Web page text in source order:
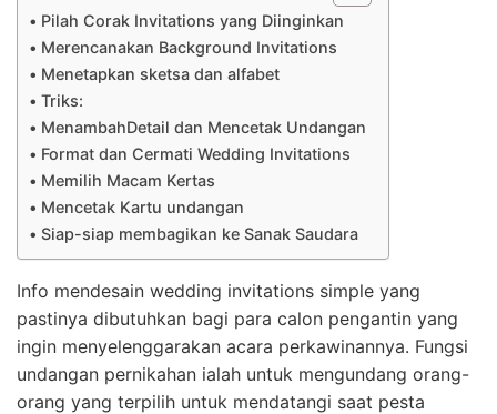
Pilah Corak Invitations yang Diinginkan
Merencanakan Background Invitations
Menetapkan sketsa dan alfabet
Triks:
MenambahDetail dan Mencetak Undangan
Format dan Cermati Wedding Invitations
Memilih Macam Kertas
Mencetak Kartu undangan
Siap-siap membagikan ke Sanak Saudara
Info mendesain wedding invitations simple yang
pastinya dibutuhkan bagi para calon pengantin yang
ingin menyelenggarakan acara perkawinannya. Fungsi
undangan pernikahan ialah untuk mengundang orang-
orang yang terpilih untuk mendatangi saat pesta